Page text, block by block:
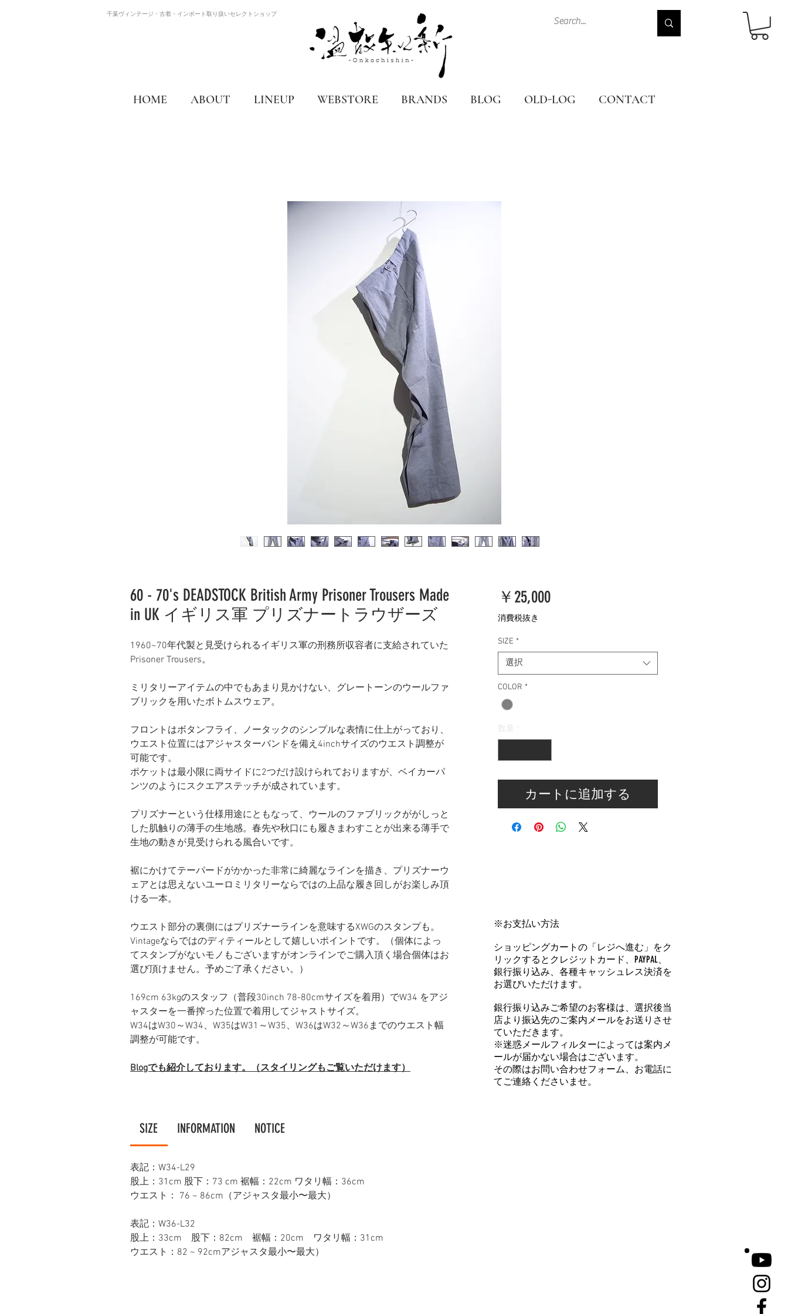
千葉ヴィンテージ・古着・インポート取り扱いセレクトショップ
HOME ABOUT LINEUP WEBSTORE BRANDS BLOG OLD-LOG CONTACT
60 - 70's DEADSTOCK British Army Prisoner Trousers Made
in UK イギリス軍 プリズナートラウザーズ
1960~70年代製と見受けられるイギリス軍の刑務所収容者に支給されていた
Prisoner Trousers。
ミリタリーアイテムの中でもあまり見かけない、グレートーンのウールファ
ブリックを用いたボトムスウェア。
フロントはボタンフライ、ノータックのシンプルな表情に仕上がっており、
ウエスト位置にはアジャスターバンドを備え4inchサイズのウエスト調整が
可能です。
ポケットは最小限に両サイドに2つだけ設けられておりますが、ベイカーパ
ンツのようにスクエアステッチが成されています。
プリズナーという仕様用途にともなって、ウールのファブリックががしっと
した肌触りの薄手の生地感。春先や秋口にも履きまわすことが出来る薄手で
生地の動きが見受けられる風合いです。
裾にかけてテーパードがかかった非常に綺麗なラインを描き、プリズナーウ
ェアとは思えないユーロミリタリーならではの上品な履き回しがお楽しみ頂
ける一本。
ウエスト部分の裏側にはプリズナーラインを意味するXWGのスタンプも。
Vintageならではのディティールとして嬉しいポイントです。（個体によっ
てスタンプがないモノもございますがオンラインでご購入頂く場合個体はお
選び頂けません。予めご了承ください。）
169cm 63kgのスタッフ（普段30inch 78-80cmサイズを着用）でW34 をアジ
ャスターを一番搾った位置で着用してジャストサイズ。
W34はW30～W34、W35はW31～W35、W36はW32～W36までのウエスト幅
調整が可能です。
Blogでも紹介しております。（スタイリングもご覧いただけます）
SIZE INFORMATION NOTICE
表記：W34-L29
股上：31cm 股下：73 cm 裾幅：22cm ワタリ幅：36cm
ウエスト： 76 ~ 86cm（アジャスタ最小〜最大）
表記：W36-L32
股上：33cm 股下：82cm 裾幅：20cm ワタリ幅：31cm
ウエスト：82 ~ 92cmアジャスタ最小〜最大）
￥25,000価
消費税抜き
SIZE *
選択
COLOR *
カートに追加する
※お支払い方法
ショッピングカートの「レジへ進む」をク
リックするとクレジットカード、PAYPAL、
銀行振り込み、各種キャッシュレス決済を
お選びいただけます。
銀行振り込みご希望のお客様は、選択後当
店より振込先のご案内メールをお送りさせ
ていただきます。
※迷惑メールフィルターによっては案内メ
ールが届かない場合はございます。
その際はお問い合わせフォーム、お電話に
てご連絡くださいませ。